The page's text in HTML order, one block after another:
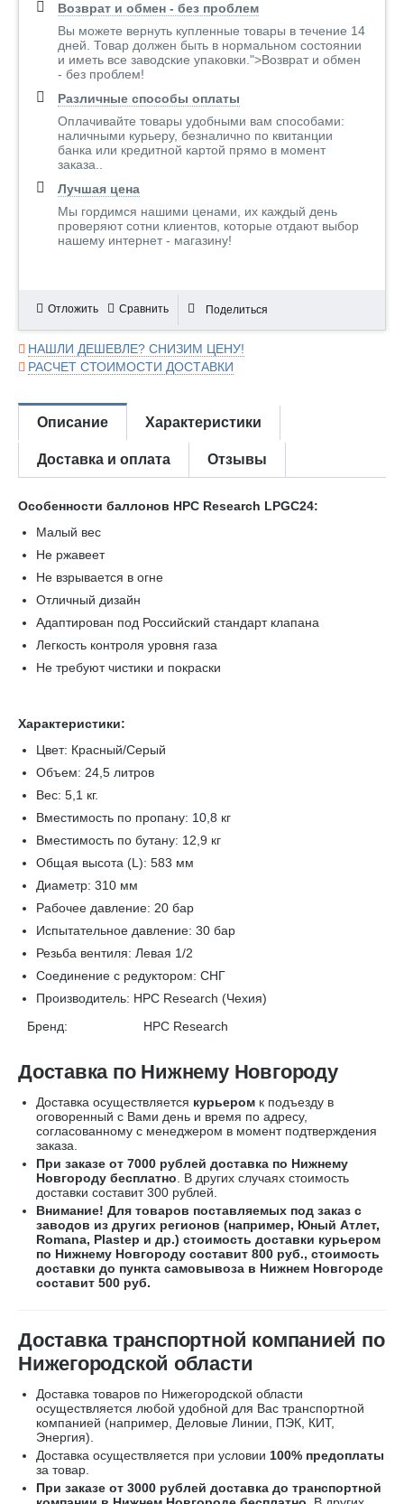
Возврат и обмен - без проблем
Вы можете вернуть купленные товары в течение 14
дней. Товар должен быть в нормальном состоянии
и иметь все заводские упаковки.">Возврат и обмен
- без проблем!
Различные способы оплаты
Оплачивайте товары удобными вам способами:
наличными курьеру, безналично по квитанции
банка или кредитной картой прямо в момент
заказа..
Лучшая цена
Мы гордимся нашими ценами, их каждый день
проверяют сотни клиентов, которые отдают выбор
нашему интернет - магазину!
Отложить Сравнить Поделиться
НАШЛИ ДЕШЕВЛЕ? СНИЗИМ ЦЕНУ!
РАСЧЕТ СТОИМОСТИ ДОСТАВКИ
Описание Характеристики
Доставка и оплата Отзывы
Особенности баллонов HPC Research LPGC24:
Малый вес
Не ржавеет
Не взрывается в огне
Отличный дизайн
Адаптирован под Российский стандарт клапана
Легкость контроля уровня газа
Не требуют чистики и покраски
Характеристики:
Цвет: Красный/Серый
Объем: 24,5 литров
Вес: 5,1 кг.
Вместимость по пропану: 10,8 кг
Вместимость по бутану: 12,9 кг
Общая высота (L): 583 мм
Диаметр: 310 мм
Рабочее давление: 20 бар
Испытательное давление: 30 бар
Резьба вентиля: Левая 1/2
Соединение с редуктором: СНГ
Производитель: HPC Research (Чехия)
Бренд:
HPC Research
Доставка по Нижнему Новгороду
Доставка осуществляется курьером к подъезду в
оговоренный с Вами день и время по адресу,
согласованному с менеджером в момент подтверждения
заказа.
При заказе от 7000 рублей доставка по Нижнему
Новгороду бесплатно. В других случаях стоимость
доставки составит 300 рублей.
Внимание! Для товаров поставляемых под заказ с
заводов из других регионов (например, Юный Атлет,
Romana, Plastep и др.) стоимость доставки курьером
по Нижнему Новгороду составит 800 руб., стоимость
доставки до пункта самовывоза в Нижнем Новгороде
составит 500 руб.
Доставка транспортной компанией по
Нижегородской области
Доставка товаров по Нижегородской области
осуществляется любой удобной для Вас транспортной
компанией (например, Деловые Линии, ПЭК, КИТ,
Энергия).
Доставка осуществляется при условии 100% предоплаты
за товар.
При заказе от 3000 рублей доставка до транспортной